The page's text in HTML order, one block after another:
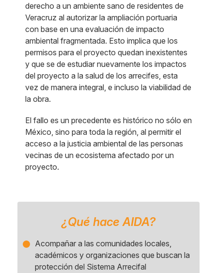
derecho a un ambiente sano de residentes de
Veracruz al autorizar la ampliación portuaria
con base en una evaluación de impacto
ambiental fragmentada. Esto implica que los
permisos para el proyecto quedan inexistentes
y que se de estudiar nuevamente los impactos
del proyecto a la salud de los arrecifes, esta
vez de manera integral, e incluso la viabilidad de
la obra.
El fallo es un precedente es histórico no sólo en
México, sino para toda la región, al permitir el
acceso a la justicia ambiental de las personas
vecinas de un ecosistema afectado por un
proyecto.
¿Qué hace AIDA?
Acompañar a las comunidades locales,
académicos y organizaciones que buscan la
protección del Sistema Arrecifal